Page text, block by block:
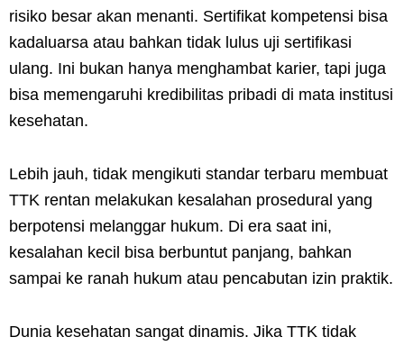
risiko besar akan menanti. Sertifikat kompetensi bisa
kadaluarsa atau bahkan tidak lulus uji sertifikasi
ulang. Ini bukan hanya menghambat karier, tapi juga
bisa memengaruhi kredibilitas pribadi di mata institusi
kesehatan.
Lebih jauh, tidak mengikuti standar terbaru membuat
TTK rentan melakukan kesalahan prosedural yang
berpotensi melanggar hukum. Di era saat ini,
kesalahan kecil bisa berbuntut panjang, bahkan
sampai ke ranah hukum atau pencabutan izin praktik.
Dunia kesehatan sangat dinamis. Jika TTK tidak